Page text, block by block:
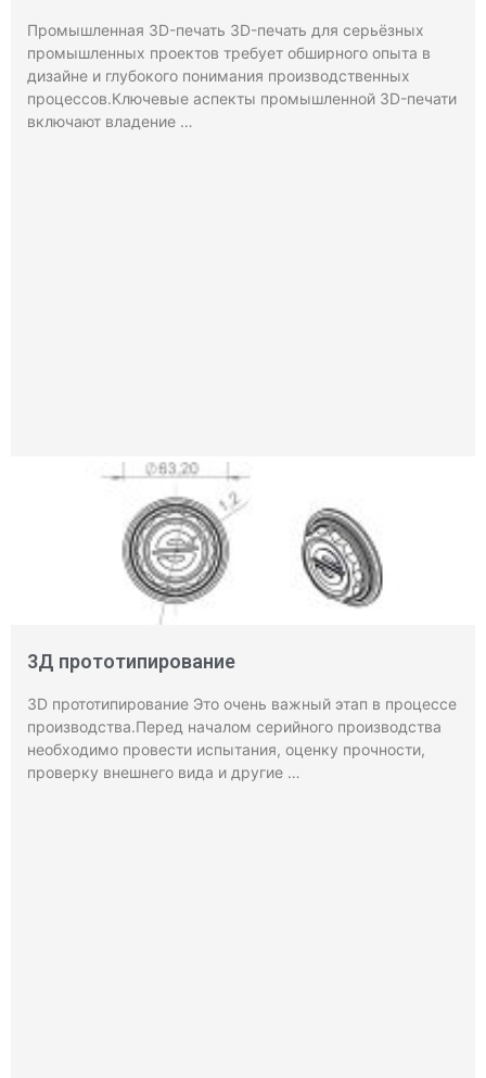
Промышленная 3D-печать 3D-печать для серьёзных
промышленных проектов требует обширного опыта в
дизайне и глубокого понимания производственных
процессов.Ключевые аспекты промышленной 3D-печати
включают владение …
3Д прототипирование
3D прототипирование Это очень важный этап в процессе
производства.Перед началом серийного производства
необходимо провести испытания, оценку прочности,
проверку внешнего вида и другие …